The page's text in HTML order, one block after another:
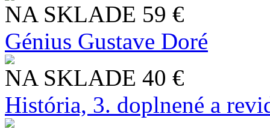
NA SKLADE 59 €
Génius Gustave Doré
NA SKLADE 40 €
História, 3. doplnené a